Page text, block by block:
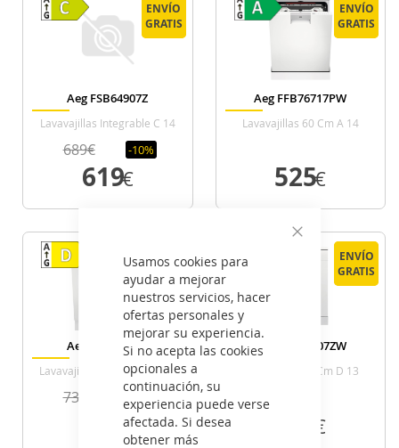
Cerrar
Usamos cookies para
ayudar a mejorar
nuestros servicios, hacer
ofertas personales y
mejorar su experiencia.
Si no acepta las cookies
opcionales a
continuación, su
experiencia puede verse
afectada. Si desea
obtener más
ENVÍO
GRATIS
ENVÍO
GRATIS
Aeg FSB64907Z
Lavavajillas Integrable C 14
Cubiertos
689€ -10%
619
€
ENVÍO
GRATIS
ENVÍO
GRATIS
Aeg FFB76717PW
Lavavajillas 60 Cm A 14
VER DETALLE
525
€
ENVÍO
GRATIS
ENVÍO
GRATIS
Aeg FSB53617Z
Lavavajillas Integrable D 13
Cubiertos
739€
615
€
ENVÍO
GRATIS
ENVÍO
GRATIS
Aeg FFB33607ZW
Lavavajillas 60 Cm D 13
429€